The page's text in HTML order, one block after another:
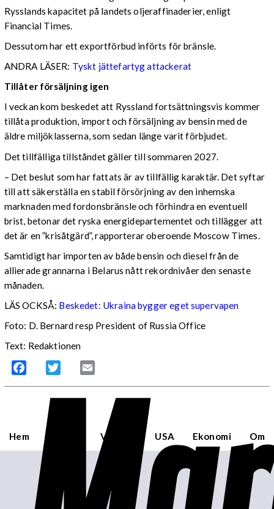
Rysslands kapacitet på landets oljeraffinaderier, enligt
Financial Times.
Dessutom har ett exportförbud införts för bränsle.
ANDRA LÄSER: Tyskt jättefartyg attackerat
Tillåter försäljning igen
I veckan kom beskedet att Ryssland fortsättningsvis kommer
tillåta produktion, import och försäljning av bensin med de
äldre miljöklasserna, som sedan länge varit förbjudet.
Det tillfälliga tillståndet gäller till sommaren 2027.
– Det beslut som har fattats är av tillfällig karaktär. Det syftar
till att säkerställa en stabil försörjning av den inhemska
marknaden med fordonsbränsle och förhindra en eventuell
brist, betonar det ryska energidepartementet och tillägger att
det är en ”krisåtgärd”, rapporterar oberoende Moscow Times.
Samtidigt har importen av både bensin och diesel från de
allierade grannarna i Belarus nått rekordnivåer den senaste
månaden.
LÄS OCKSÅ: Beskedet: Ukraina bygger eget supervapen
Foto: D. Bernard resp President of Russia Office
Text: Redaktionen
Facebook Twitter
Hem Världen USA Ekonomi Om